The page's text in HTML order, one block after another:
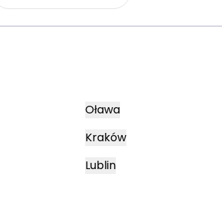
Oława
Kraków
Lublin